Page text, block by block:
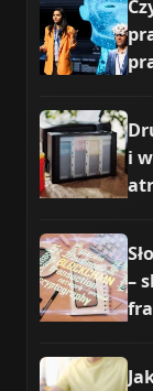
i
–